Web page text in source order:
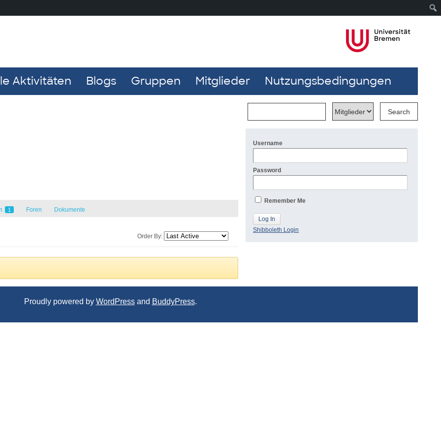
Aktivitäten Blogs Gruppen Mitglieder Nutzungsbedingungen
1 Foren Dokumente
Order By:
Username
Password
Remember Me
Shibboleth Login
Proudly powered by WordPressand BuddyPress.